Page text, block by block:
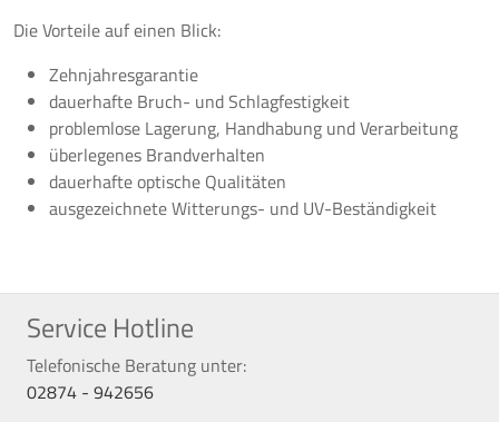
Die Vorteile auf einen Blick:
Zehnjahresgarantie
dauerhafte Bruch- und Schlagfestigkeit
problemlose Lagerung, Handhabung und Verarbeitung
überlegenes Brandverhalten
dauerhafte optische Qualitäten
ausgezeichnete Witterungs- und UV-Beständigkeit
Service Hotline
Telefonische Beratung unter:
02874 - 942656